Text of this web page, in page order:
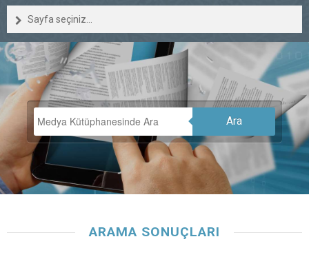
Sayfa seçiniz...
Ara
ARAMA SONUÇLARI